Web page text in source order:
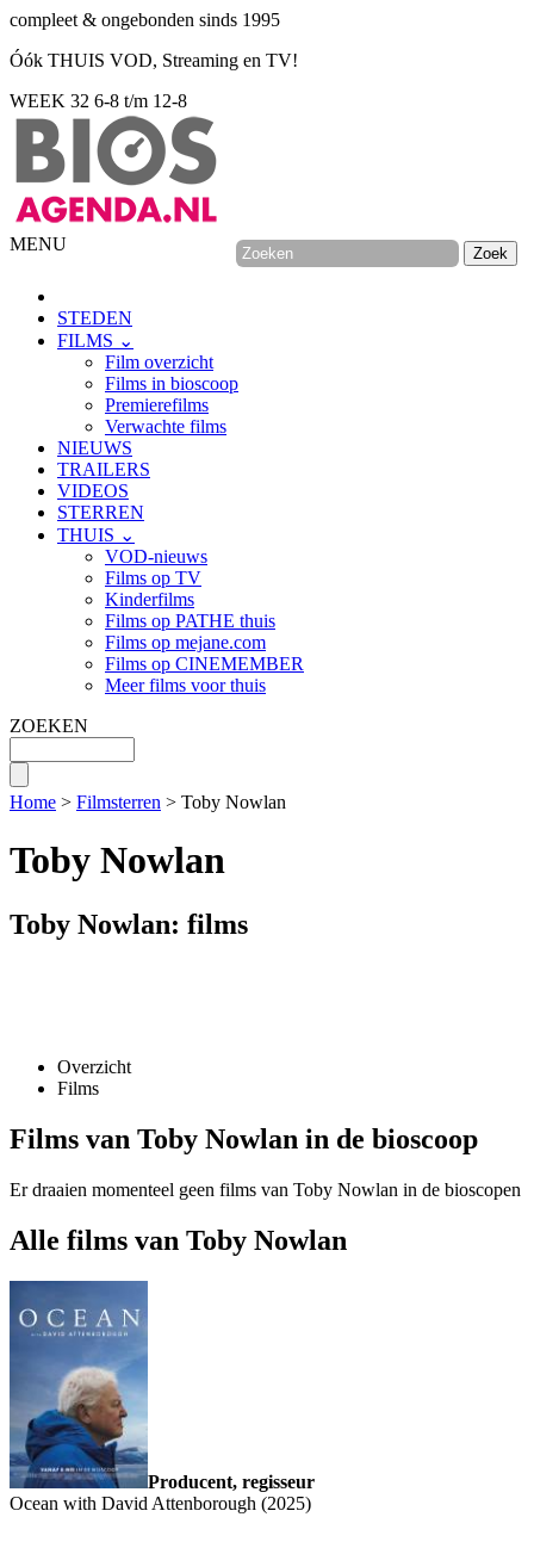
compleet & ongebonden sinds 1995
Óók THUIS VOD, Streaming en TV!
WEEK 32 6-8 t/m 12-8
MENU
STEDEN
FILMS ⌄
Film overzicht
Films in bioscoop
Premierefilms
Verwachte films
NIEUWS
TRAILERS
VIDEOS
STERREN
THUIS ⌄
VOD-nieuws
Films op TV
Kinderfilms
Films op PATHE thuis
Films op mejane.com
Films op CINEMEMBER
Meer films voor thuis
ZOEKEN
Home > Filmsterren > Toby Nowlan
Toby Nowlan
Toby Nowlan: films
Overzicht
Films
Films van Toby Nowlan in de bioscoop
Er draaien momenteel geen films van Toby Nowlan in de bioscopen
Alle films van Toby Nowlan
Producent, regisseur
Ocean with David Attenborough (2025)